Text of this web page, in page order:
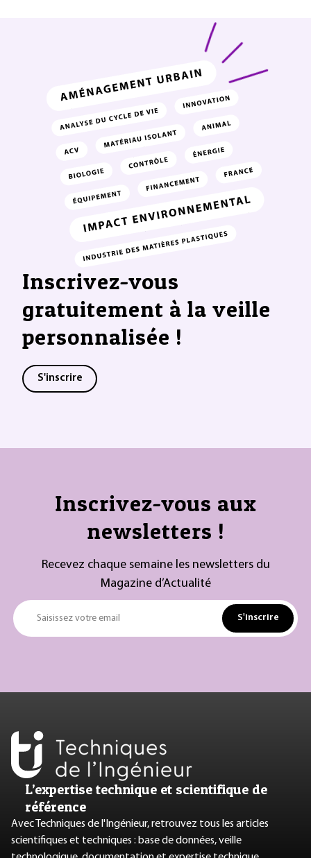
Inscrivez-vous
gratuitement à la veille
personnalisée !
S'inscrire
Inscrivez-vous aux
newsletters !
Recevez chaque semaine les newsletters du
Magazine d’Actualité
Saisissez votre email S'inscrire
L’expertise technique et scientifique de
référence
Avec Techniques de l'Ingénieur, retrouvez tous les articles
scientifiques et techniques : base de données, veille